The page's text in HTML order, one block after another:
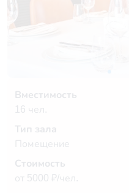
Вместимость
16 чел.
Тип зала
Помещение
Стоимость
от 5000 ₽/чел.